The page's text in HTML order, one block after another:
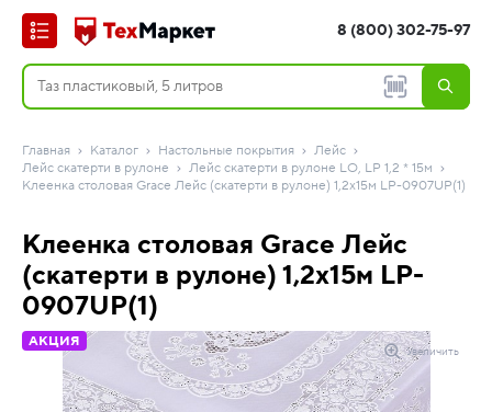
8 (800) 302-75-97
Главная Каталог Настольные покрытия
Лейс
Лейс скатерти в рулоне
Лейс скатерти в рулоне LO, LP 1,2 * 15м
Клеенка столовая Grace Лейс (скатерти в рулоне) 1,2х15м LP-0907UP(1)
Клеенка столовая Grace Лейс
(скатерти в рулоне) 1,2х15м LP-
0907UP(1)
АКЦИЯ
Увеличить